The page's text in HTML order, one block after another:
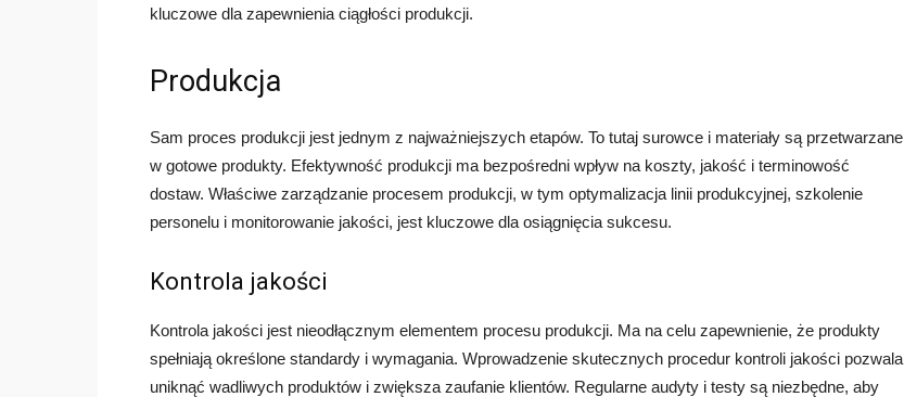
kluczowe dla zapewnienia ciągłości produkcji.
Produkcja
Sam proces produkcji jest jednym z najważniejszych etapów. To tutaj surowce i materiały są przetwarzane
w gotowe produkty. Efektywność produkcji ma bezpośredni wpływ na koszty, jakość i terminowość
dostaw. Właściwe zarządzanie procesem produkcji, w tym optymalizacja linii produkcyjnej, szkolenie
personelu i monitorowanie jakości, jest kluczowe dla osiągnięcia sukcesu.
Kontrola jakości
Kontrola jakości jest nieodłącznym elementem procesu produkcji. Ma na celu zapewnienie, że produkty
spełniają określone standardy i wymagania. Wprowadzenie skutecznych procedur kontroli jakości pozwala
uniknąć wadliwych produktów i zwiększa zaufanie klientów. Regularne audyty i testy są niezbędne, aby